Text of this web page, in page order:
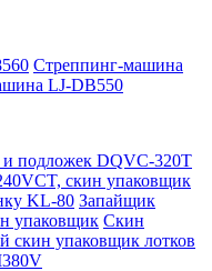
Стреппинг-машина
LJ-DB550
подложек DQVC-320T
скин упаковщик
KL-80 Запайщик
упаковщик Скин
скин упаковщик лотков